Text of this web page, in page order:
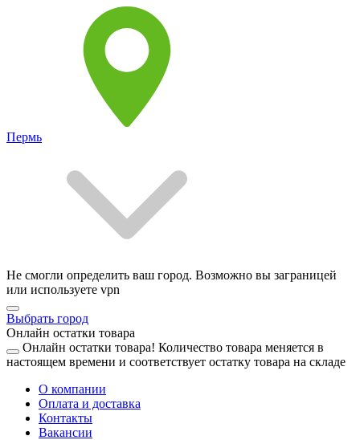
Пермь
Не смогли определить ваш город. Возможно вы заграницей
или используете vpn
Выбрать город
Онлайн остатки товара
Онлайн остатки товара! Количество товара меняется в
настоящем времени и соответствует остатку товара на складе
О компании
Оплата и доставка
Контакты
Вакансии